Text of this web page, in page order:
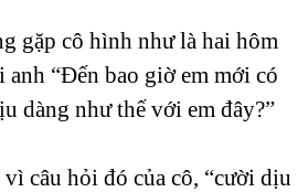
gặp cô hình như là hai hôm
anh “Đến bao giờ em mới có
dàng như thế với em đây?”
câu hỏi đó của cô, “cười dịu